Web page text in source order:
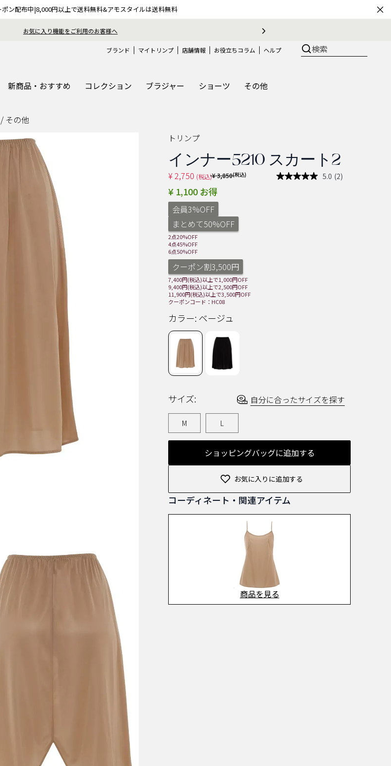
ポン配布中|8,000円以上で送料無料&アモスタイルは送料無料 ×
おうちで簡単♪ブラサイズの測り方、選び方
ブランド マイトリンプ 店舗情報 お役立ちコラム ヘルプ
新商品・おすすめ コレクション ブラジャー ショーツ その他
検索
その他
トリンプ
インナー5210 スカート2
¥ 2,750 (税込)Price reduced from
¥ 3,850(税込) 5.0 レ
(2)
¥ 1,100 お得
会員3%OFF
まとめて50%OFF
2点20%OFF
4点45%OFF
6点50%OFF
クーポン割3,500円
7,400円(税込)以上で1,000円OFF
9,400円(税込)以上で2,500円OFF
11,900円(税込)以上で3,500円OFF
クーポンコード：HC08
カラー: ベージュ
サイズ: 自分に合ったサイズを探す
M L
ショッピングバッグに追加する
お気に入りに追加する
コーディネート・関連アイテム
商品を見る